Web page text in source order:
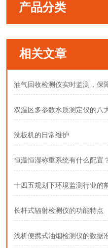
产品分类
相关文章
油气回收检测仪实时监测，保
双温区多参数水质测定仪的八
洗板机的日常维护
恒温恒湿称重系统有什么配置
十四五规划下环境监测行业的
长杆式辐射检测仪的功能特点
浅析便携式油烟检测仪的数据